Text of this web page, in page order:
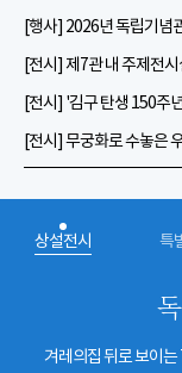
[행사] 2026년 독립기념
[전시] 무궁화로 수놓은
상설전시 특
겨레의집 뒤로 보이